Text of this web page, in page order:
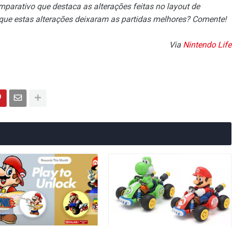
que destaca as alterações feitas no layout de
estas alterações deixaram as partidas melhores? Comente!
Via Nintendo Life